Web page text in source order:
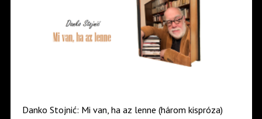
Danko Stojnić: Mi van, ha az lenne (három kispróza)